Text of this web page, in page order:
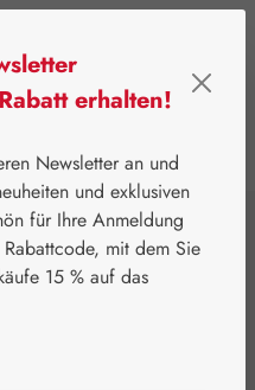
Coenzym Q-10
10 60
erhalten!
Newsletter an und
und exklusiven
für Ihre Anmeldung
mit dem Sie
15 % auf das